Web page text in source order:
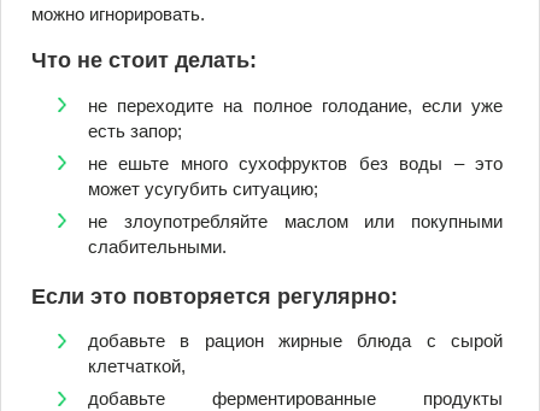
можно игнорировать.
Что не стоит делать:
не переходите на полное голодание, если уже
есть запор;
не ешьте много сухофруктов без воды – это
может усугубить ситуацию;
не злоупотребляйте маслом или покупными
слабительными.
Если это повторяется регулярно:
добавьте в рацион жирные блюда с сырой
клетчаткой,
добавьте ферментированные продукты